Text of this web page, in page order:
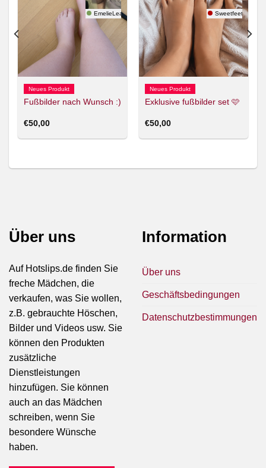
EmelieLea
Neues Produkt
Fußbilder nach Wunsch :)
€50,00
Sweetfeet22
Neues Produkt
Exklusive fußbilder set 🩷
€50,00
Über uns
Auf Hotslips.de finden Sie
freche Mädchen, die
verkaufen, was Sie wollen,
z.B. gebrauchte Höschen,
Bilder und Videos usw. Sie
können den Produkten
zusätzliche
Dienstleistungen
hinzufügen. Sie können
auch an das Mädchen
schreiben, wenn Sie
besondere Wünsche
haben.
Information
Über uns
Geschäftsbedingungen
Datenschutzbestimmungen